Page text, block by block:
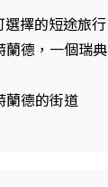
擇的短途旅行
蘭德，一個瑞
蘭德的街道